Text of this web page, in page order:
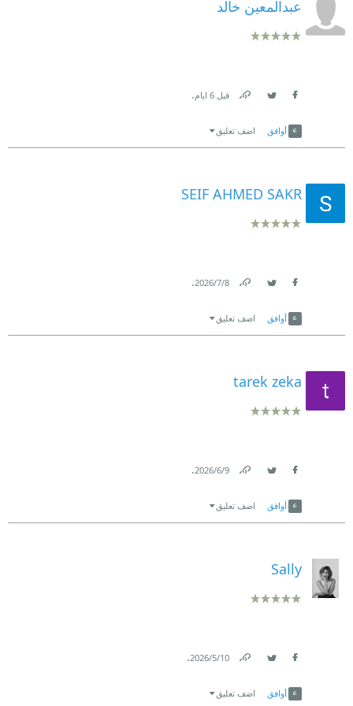
عبدالمعين خالد
قبل 6 ايام .
أوافق اضف تعليق
SEIF AHMED SAKR
8‏/7‏/2026
.
أوافق اضف تعليق
tarek zeka
9‏/6‏/2026
.
أوافق اضف تعليق
Sally
10‏/5‏/2026
.
أوافق اضف تعليق